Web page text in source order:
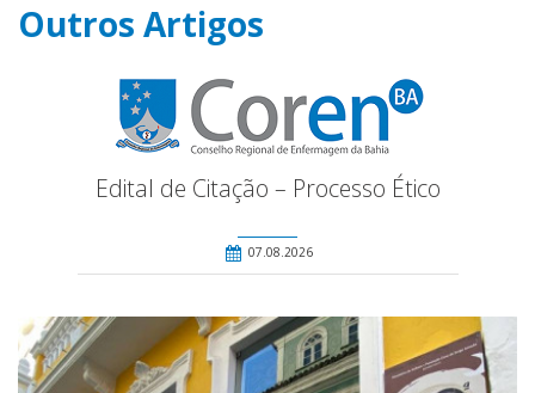
Outros Artigos
Edital de Citação – Processo Ético
07.08.2026